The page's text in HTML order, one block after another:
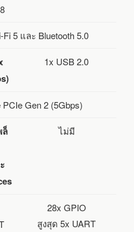
Fi 5 และ Bluetooth 5.0
1x USB 2.0
PCIe Gen 2 (5Gbps)
ล็
ไม่มี
28x GPIO
สูงสุด 5x UART